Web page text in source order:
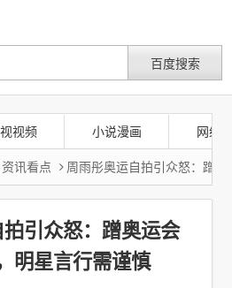
视频 小说漫画 网络
资讯看点 周雨彤奥运自拍引众怒：蹭
引众怒：蹭奥运会
明星言行需谨慎